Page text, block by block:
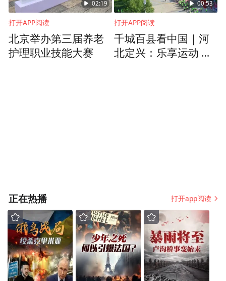
02:19
打开APP阅读
北京举办第三届养老
护理职业技能大赛
00:53
打开APP阅读
千城百县看中国｜河
北定兴：乐享运动 健
正在热播 打开app阅读